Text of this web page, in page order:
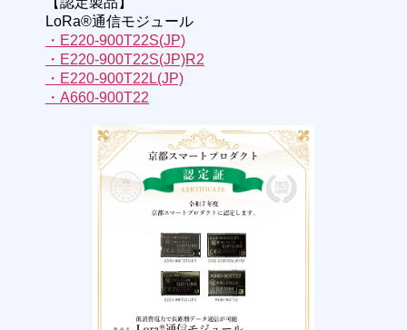
LoRa®通信モジュール
・E220-900T22S(JP)
・E220-900T22S(JP)R2
・E220-900T22L(JP)
・A660-900T22